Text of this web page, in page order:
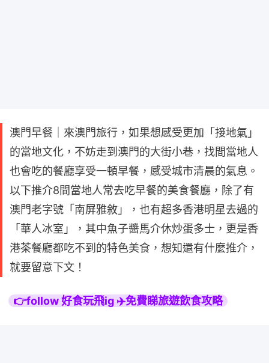
澳門早餐｜來澳門旅行，如果想感受更加「接地氣」
的當地文化，不妨走到澳門的大街小巷，找間當地人
也會吃的餐廳享受一頓早餐，感受城市清晨的氣息。
以下推介8間當地人常去吃早餐的美食餐廳，除了有
澳門老字號「南屏雅敘」，也有超多香港明星去過的
「華人冰室」，其中魚子醬馬介休炒蛋多士，更是香
港茶餐廳都吃不到的特色美食，想知還有什麼推介，
就要留意下文！
👉follow 好食玩飛ig ✈️免費睇旅遊飲食攻略